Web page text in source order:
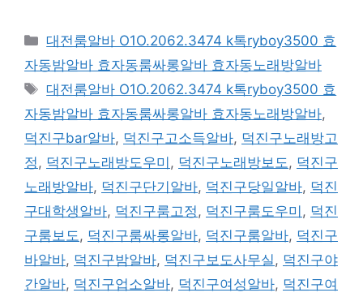
카
테
고
리
대전룸알바 O1O.2062.3474 k톡ryboy3500 효
자동밤알바 효자동룸싸롱알바 효자동노래방알바
태
그
대전룸알바 O1O.2062.3474 k톡ryboy3500 효
자동밤알바 효자동룸싸롱알바 효자동노래방알바,
덕진구bar알바, 덕진구고소득알바, 덕진구노래방고
정 , 덕진구노래방도우미 , 덕진구노래방보도 , 덕진구
노래방알바, 덕진구단기알바, 덕진구당일알바, 덕진
구대학생알바, 덕진구룸고정 , 덕진구룸도우미 , 덕진
구룸보도 , 덕진구룸싸롱알바, 덕진구룸알바, 덕진구
바알바, 덕진구밤알바, 덕진구보도사무실 , 덕진구야
간알바, 덕진구업소알바, 덕진구여성알바, 덕진구여